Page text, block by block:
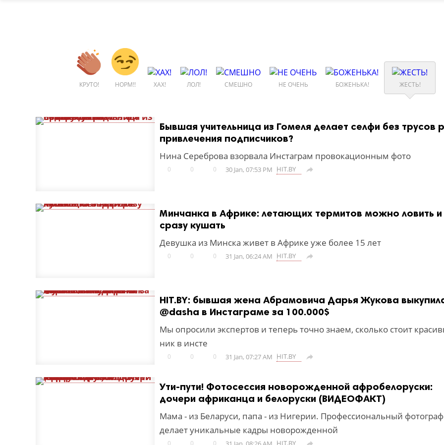
КРУТО! НОРМ!! ХАХ! ЛОЛ! СМЕШНО НЕ ОЧЕНЬ БОЖЕНЬКА! ЖЕСТЬ!
Бывшая учительница из Гомеля делает селфи без трусов
привлечения подписчиков?
Нина Сереброва взорвала Инстаграм провокационным фото
0 0 0 30 Jan, 07:53 PM HIT.BY 
Минчанка в Африке: летающих термитов можно ловить и
сразу кушать
Девушка из Минска живет в Африке уже более 15 лет
0 0 0 31 Jan, 06:24 AM HIT.BY 
HIT.BY: бывшая жена Абрамовича Дарья Жукова
@dasha в Инстаграме за 100.000$
Мы опросили экспертов и теперь точно знаем, сколько стоит
ник в инсте
0 0 0 31 Jan, 07:27 AM HIT.BY 
Ути-пути! Фотосессия новорожденной афробелоруски:
дочери африканца и белоруски (ВИДЕОФАКТ)
Мама - из Беларуси, папа - из Нигерии. Профессиональный фотограф
делает уникальные кадры новорожденной
0 0 0 HIT.BY